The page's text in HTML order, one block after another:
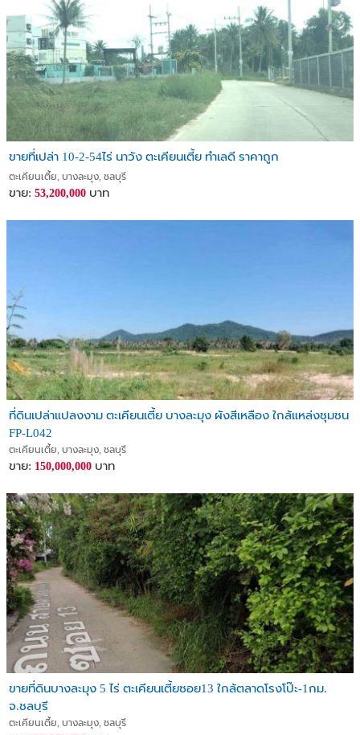
ขายที่เปล่า 10-2-54ไร่ นาวัง ตะเคียนเตี้ย ทำเลดี ราคาถูก
ตะเคียนเตี้ย, บางละมุง, ชลบุรี
ขาย: 53,200,000 บาท
ที่ดินเปล่าแปลงงาม ตะเคียนเตี้ย บางละมุง ผังสีเหลือง ใกล้แหล่งชุมชน
FP-L042
ตะเคียนเตี้ย, บางละมุง, ชลบุรี
ขาย: 150,000,000 บาท
ขายที่ดินบางละมุง 5 ไร่ ตะเคียนเตี้ยซอย13 ใกล้ตลาดโรงโป๊ะ-1กม.
จ.ชลบุรี
ตะเคียนเตี้ย, บางละมุง, ชลบุรี